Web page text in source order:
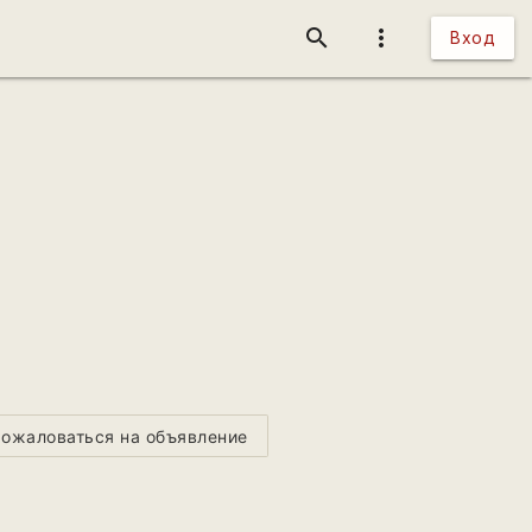
more_vert Вход
search
на объявление